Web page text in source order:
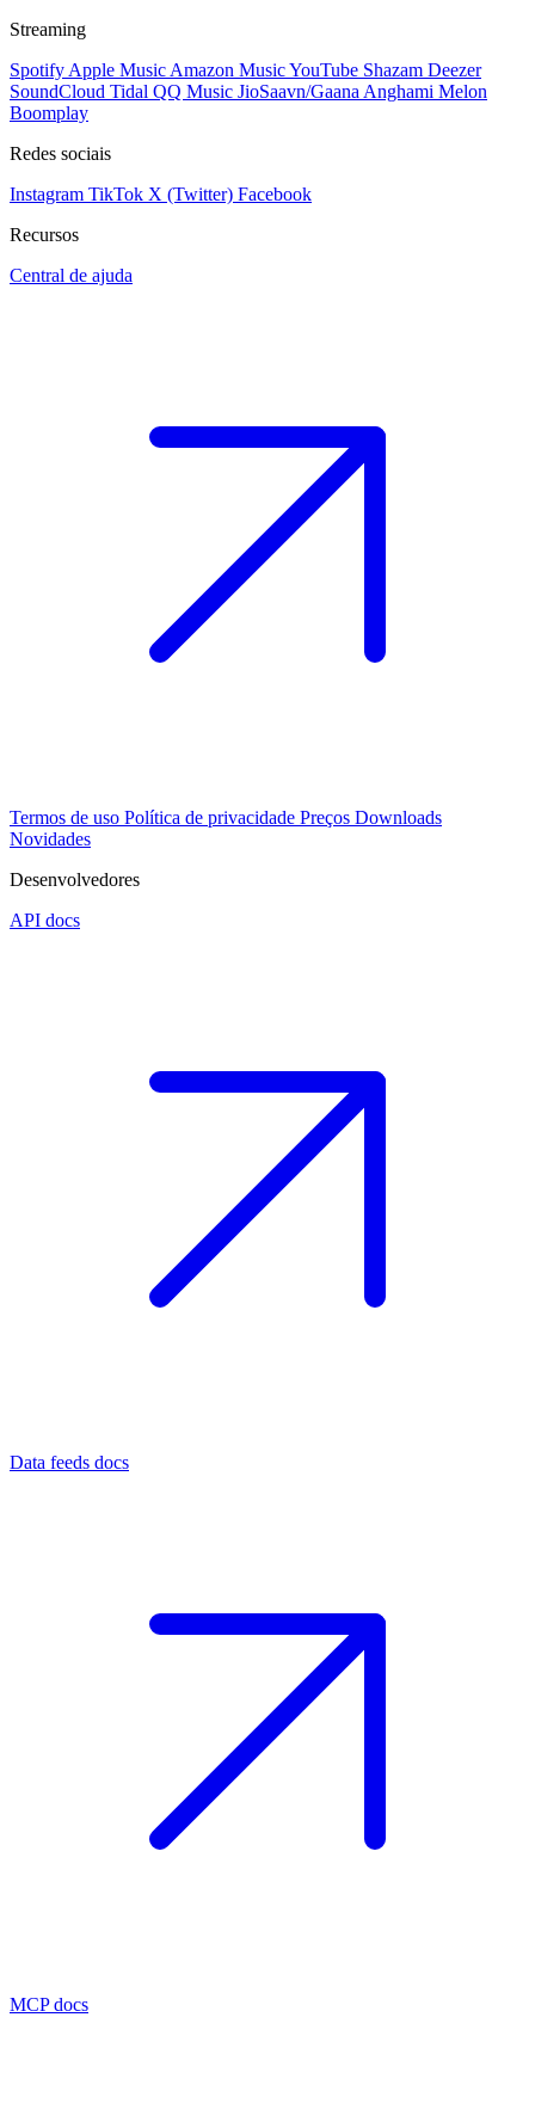
Streaming
Spotify Apple Music Amazon MusicYouTube Shazam Deezer
SoundCloud Tidal QQ Music JioSaavn/Gaana Anghami Melon
Boomplay
Redes sociais
Instagram TikTok X (Twitter) Facebook
Recursos
Central de ajuda
Termos de uso Política de privacidade Preços Downloads
Novidades
Desenvolvedores
API docs
Data feeds docs
MCP docs